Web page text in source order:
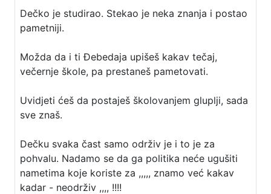
Dečko je studirao. Stekao je neka znanja i postao
pametniji.
Možda da i ti Đebedaja upišeš kakav tečaj,
večernje škole, pa prestaneš pametovati.
Uvidjeti ćeš da postaješ školovanjem gluplji, sada
sve znaš.
Dečku svaka čast samo održiv je i to je za
pohvalu. Nadamo se da ga politika neće ugušiti
nametima koje koriste za ,,,,, znamo već kakav
kadar - neodrživ ,,,, !!!!